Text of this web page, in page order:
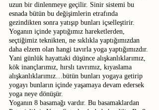
uzun bir dinlenmeye geçilir. Sinir sistemi bu
esnada bütün bu değişimlerin etrafında
gezindikten sonra yatışıp bunları içselleştirir.
Yoganın içinde yaptığımız hareketlerden,
seçtiğimiz teknikten, ne sıklıkla yaptığımızdan
daha elzem olan hangi tavırla yoga yaptığımızdır.
Yani günlük hayattaki düşünce alışkanlıklarımız,
kök inançlarımız, hırslı tavrımız, kıyaslama
alışkanlıklarımız…bütün bunları yogaya getirip
yogayı bunların içinde yaşamaya devam edersek
yoga neye dönüşür.
Yoganın 8 basamağı vardır. Bu basamaklardan